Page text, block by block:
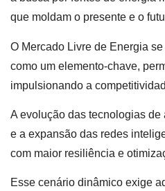
que moldam o presente e o
O Mercado Livre de Energia
como um elemento-chave,
impulsionando a
A evolução das tecnologias
e a expansão das redes
com maior resiliência e
Esse cenário dinâmico exige